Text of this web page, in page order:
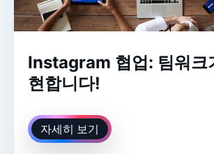
Instagram 협업: 팀워크
현합니다!
자세히 보기